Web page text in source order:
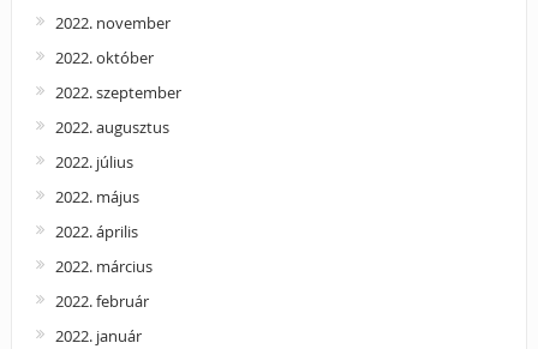
2022. november
2022. október
2022. szeptember
2022. augusztus
2022. július
2022. május
2022. április
2022. március
2022. február
2022. január